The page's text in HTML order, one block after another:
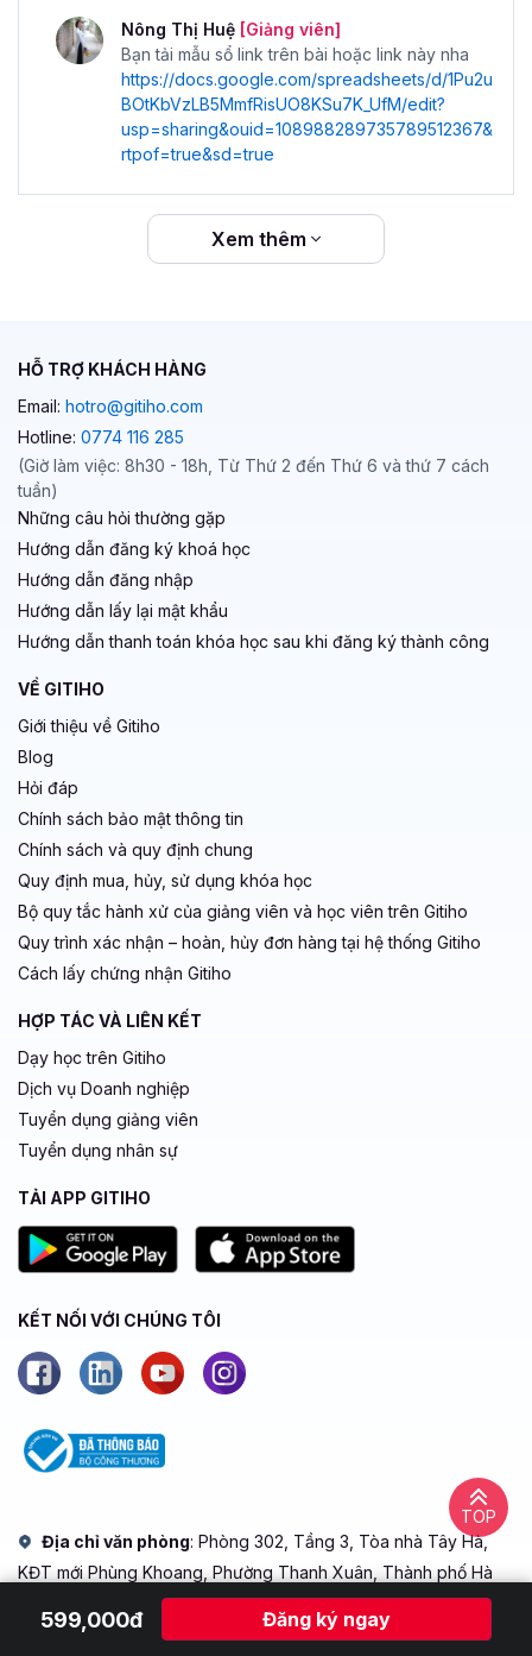
Nông Thị Huệ [Giảng viên]
Bạn tải mẫu sổ link trên bài hoặc link này nha
https://docs.google.com/spreadsheets/d/1Pu2u
BOtKbVzLB5MmfRisUO8KSu7K_UfM/edit?
usp=sharing&ouid=108988289735789512367&
rtpof=true&sd=true
Xem thêm
599,000đ Đăng ký ngay
TOP
HỖ TRỢ KHÁCH HÀNG
Email: hotro@gitiho.com
Hotline: 0774 116 285
(Giờ làm việc: 8h30 - 18h, Từ Thứ 2 đến Thứ 6 và thứ 7 cách
tuần)
Những câu hỏi thường gặp
Hướng dẫn đăng ký khoá học
Hướng dẫn đăng nhập
Hướng dẫn lấy lại mật khẩu
Hướng dẫn thanh toán khóa học sau khi đăng ký thành công
VỀ GITIHO
Giới thiệu về Gitiho
Blog
Hỏi đáp
Chính sách bảo mật thông tin
Chính sách và quy định chung
Quy định mua, hủy, sử dụng khóa học
Bộ quy tắc hành xử của giảng viên và học viên trên Gitiho
Quy trình xác nhận – hoàn, hủy đơn hàng tại hệ thống Gitiho
Cách lấy chứng nhận Gitiho
HỢP TÁC VÀ LIÊN KẾT
Dạy học trên Gitiho
Dịch vụ Doanh nghiệp
Tuyển dụng giảng viên
Tuyển dụng nhân sự
TẢI APP GITIHO
KẾT NỐI VỚI CHÚNG TÔI
Địa chỉ văn phòng: Phòng 302, Tầng 3, Tòa nhà Tây Hà,
KĐT mới Phùng Khoang, Phường Thanh Xuân, Thành phố Hà